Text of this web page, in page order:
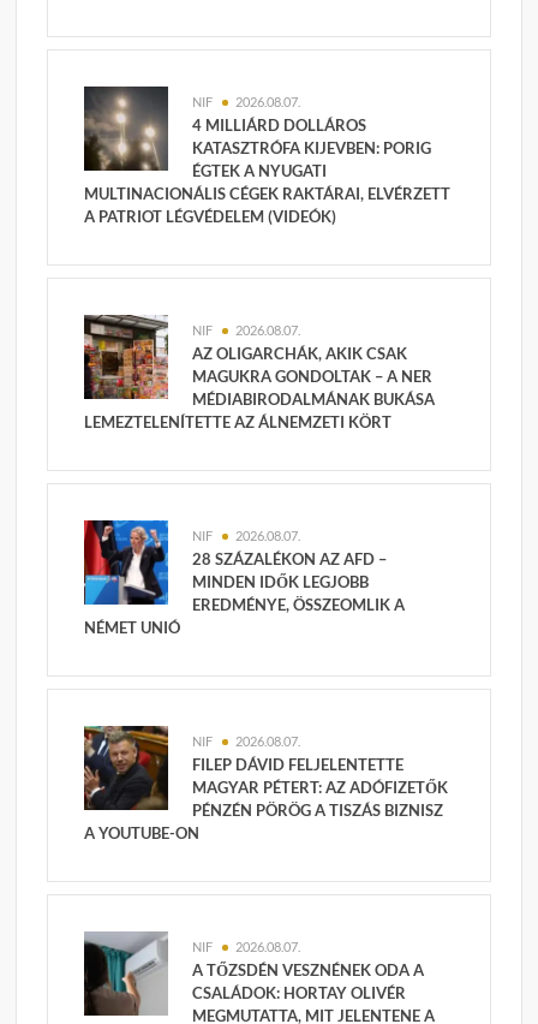
NIF 2026.08.07.
4 MILLIÁRD DOLLÁROS
KATASZTRÓFA KIJEVBEN: PORIG
ÉGTEK A NYUGATI
MULTINACIONÁLIS CÉGEK RAKTÁRAI, ELVÉRZETT
A PATRIOT LÉGVÉDELEM (VIDEÓK)
NIF 2026.08.07.
AZ OLIGARCHÁK, AKIK CSAK
MAGUKRA GONDOLTAK – A NER
MÉDIABIRODALMÁNAK BUKÁSA
LEMEZTELENÍTETTE AZ ÁLNEMZETI KÖRT
NIF 2026.08.07.
28 SZÁZALÉKON AZ AFD –
MINDEN IDŐK LEGJOBB
EREDMÉNYE, ÖSSZEOMLIK A
NÉMET UNIÓ
NIF 2026.08.07.
FILEP DÁVID FELJELENTETTE
MAGYAR PÉTERT: AZ ADÓFIZETŐK
PÉNZÉN PÖRÖG A TISZÁS BIZNISZ
A YOUTUBE-ON
NIF 2026.08.07.
A TŐZSDÉN VESZNÉNEK ODA A
CSALÁDOK: HORTAY OLIVÉR
MEGMUTATTA, MIT JELENTENE A